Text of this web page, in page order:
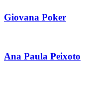
Giovana Poker
Ana Paula Peixoto